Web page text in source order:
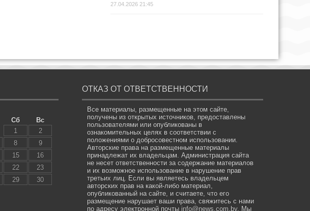
27.04.2026 21:45
Сб
Вс
1
2
8
9
15
16
22
23
29
30
ОТКАЗ ОТ ОТВЕТСТВЕННОСТИ
Все материалы, размещенные на этом сайте,
получены из открытых источников, предоставлены
пользователями или опубликованы в
ознакомительных целях в соответствии с
положениями о добросовестном использовании.
Авторские права на размещенные материалы
принадлежат их владельцам. Администрация сайта
не несет ответственности за содержание материалов
и их возможное использование в нарушение прав
третьих лиц. Если вы являетесь владельцем
авторских прав на какой-либо материал,
опубликованный на сайте, и считаете, что его
размещение нарушает ваши права, свяжитесь с нами
по адресу электронной почты info@news.com.by. Мы